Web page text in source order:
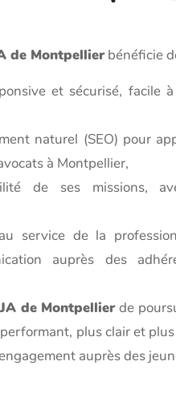
de Montpellierbénéficie
et sécurisé, facile
naturel (SEO) pour
à Montpellier,
de ses missions,
service de la
auprès des
de Montpellierde
plus clair et
auprès des